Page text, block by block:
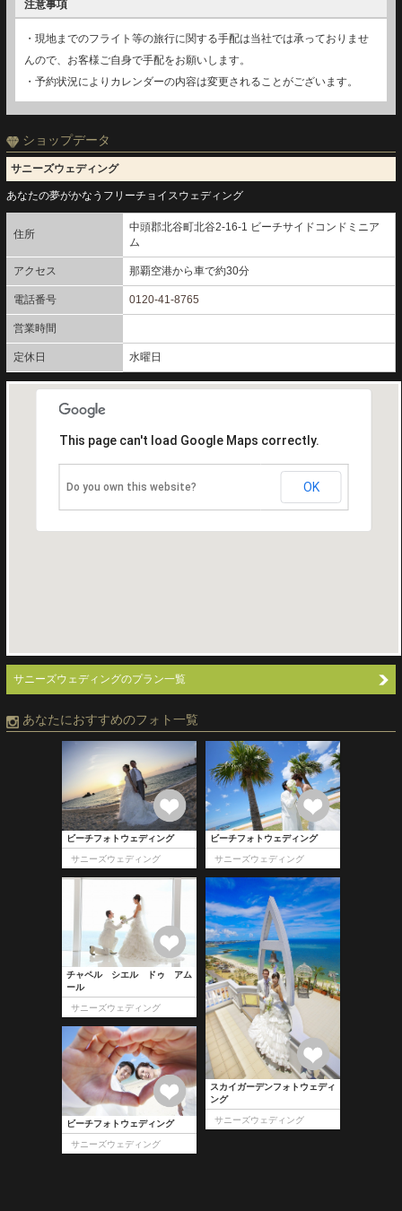
注意事項
・現地までのフライト等の旅行に関する手配は当社では承っておりませ
んので、お客様ご自身で手配をお願いします。
・予約状況によりカレンダーの内容は変更されることがございます。
ショップデータ
サニーズウェディング
あなたの夢がかなうフリーチョイスウェディング
住所
中頭郡北谷町北谷2-16-1 ビーチサイドコンドミニア
ム
アクセス 那覇空港から車で約30分
電話番号 0120-41-8765
営業時間
定休日 水曜日
This page can't load Google Maps correctly.
Do you own this website? OK
サニーズウェディングのプラン一覧
あなたにおすすめのフォト一覧
ビーチフォトウェディング
サニーズウェディング
ビーチフォトウェディング
サニーズウェディング
チャペル シエル ドゥ アム
ール
サニーズウェディング
スカイガーデンフォトウェディ
ング
サニーズウェディング
ビーチフォトウェディング
サニーズウェディング